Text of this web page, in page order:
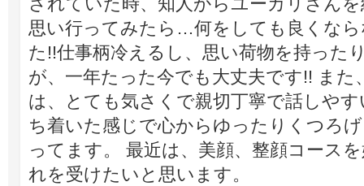
思い行ってみたら…何をしても良くな
た!!仕事柄冷えるし、思い荷物を持った
が、一年たった今でも大丈夫です!! ま
は、とても気さくで親切丁寧で話しや
ち着いた感じで心からゆったりくつろ
ってます。 最近は、美顔、整顔コース
れを受けたいと思います。